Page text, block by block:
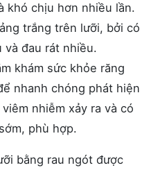
khó chịu hơn nhiều lần.
trắng trên lưỡi, bởi có
và đau rát nhiều.
khám sức khỏe răng
nhanh chóng phát hiện
nhiễm xảy ra và có
phù hợp.
bằng rau ngót được